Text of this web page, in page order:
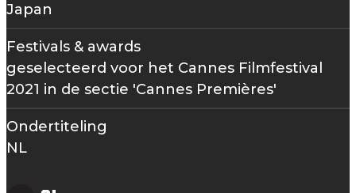
Japan
Festivals & awards
geselecteerd voor het Cannes Filmfestival
2021 in de sectie 'Cannes Premières'
Ondertiteling
NL